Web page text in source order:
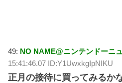
49: NO NAME@ニンテンドーニ
15:41:46.07 ID:Y1UwxkgIpNIKU
正月の接待に買ってみるか